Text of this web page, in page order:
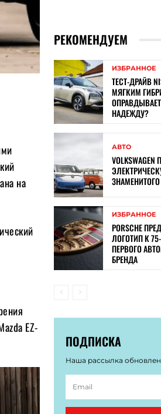
на
EZ-
РЕКОМЕНДУЕМ
ИЗБРАННОЕ
ТЕСТ-ДРАЙВ
МЯГКИМ
НАДЕЖДУ?
АВТО
ИЗБРАННОЕ
PORSCHE
ЛОГОТИП К
ПЕРВОГО
БРЕНДА
ПОДПИСКА
Наша рассылка